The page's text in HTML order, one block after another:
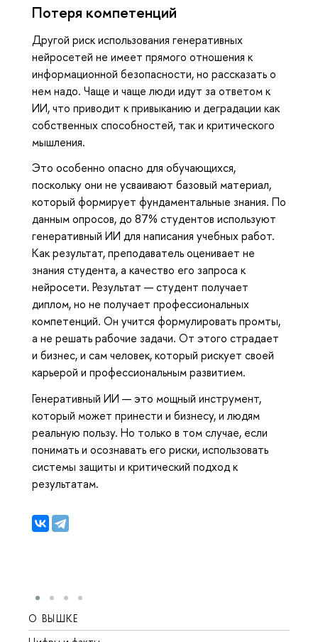
Потеря компетенций
Другой риск использования генеративных
нейросетей не имеет прямого отношения к
информационной безопасности, но рассказать о
нем надо. Чаще и чаще люди идут за ответом к
ИИ, что приводит к привыканию и деградации как
собственных способностей, так и критического
мышления.
Это особенно опасно для обучающихся,
поскольку они не усваивают базовый материал,
который формирует фундаментальные знания. По
данным опросов, до 87% студентов используют
генеративный ИИ для написания учебных работ.
Как результат, преподаватель оценивает не
знания студента, а качество его запроса к
нейросети. Результат — студент получает
диплом, но не получает профессиональных
компетенций. Он учится формулировать промты,
а не решать рабочие задачи. От этого страдает
и бизнес, и сам человек, который рискует своей
карьерой и профессиональным развитием.
Генеративный ИИ — это мощный инструмент,
который может принести и бизнесу, и людям
реальную пользу. Но только в том случае, если
понимать и осознавать его риски, использовать
системы защиты и критический подход к
результатам.
О ВЫШКЕ